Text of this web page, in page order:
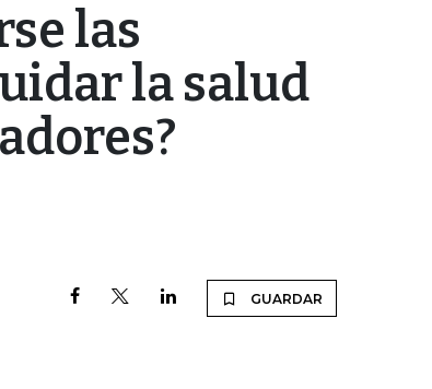
las
la salud
GUARDAR